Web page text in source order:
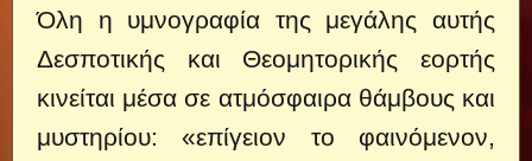
Όλη η υμνογραφία της μεγάλης αυτής
Δεσποτικής και Θεομητορικής εορτής
κινείται μέσα σε ατμόσφαιρα θάμβους και
μυστηρίου: «επίγειον το φαινόμενον,